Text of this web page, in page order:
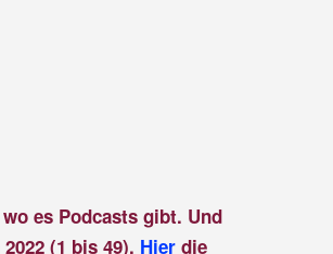
es Podcasts gibt. Und
(1 bis 49). Hier die